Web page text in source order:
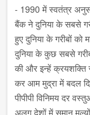
- 1990में स्वतंत्र
बैंक ने दुनिया के सबसे
हुए दुनिया के गरीबों को
दुनिया के कुछ सबसे गरीब
की और इन्हें क्रयशक्ति
कर आम मुद्रा में बदल
पीपीपी विनिमय दर
अलग देशों में समान